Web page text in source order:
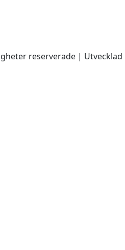
reserverade | Utvecklad